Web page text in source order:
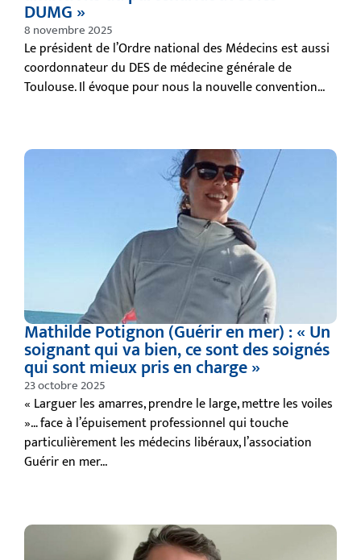
DUMG »
8 novembre 2025
Le président de l’Ordre national des Médecins est aussi
coordonnateur du DES de médecine générale de
Toulouse. Il évoque pour nous la nouvelle convention...
Mathilde Potignon (Guérir en mer) : « Un
soignant qui va bien, ce sont des soignés
qui sont mieux pris en charge »
23 octobre 2025
« Larguer les amarres, prendre le large, mettre les voiles
»… face à l’épuisement professionnel qui touche
particulièrement les médecins libéraux, l’association
Guérir en mer...